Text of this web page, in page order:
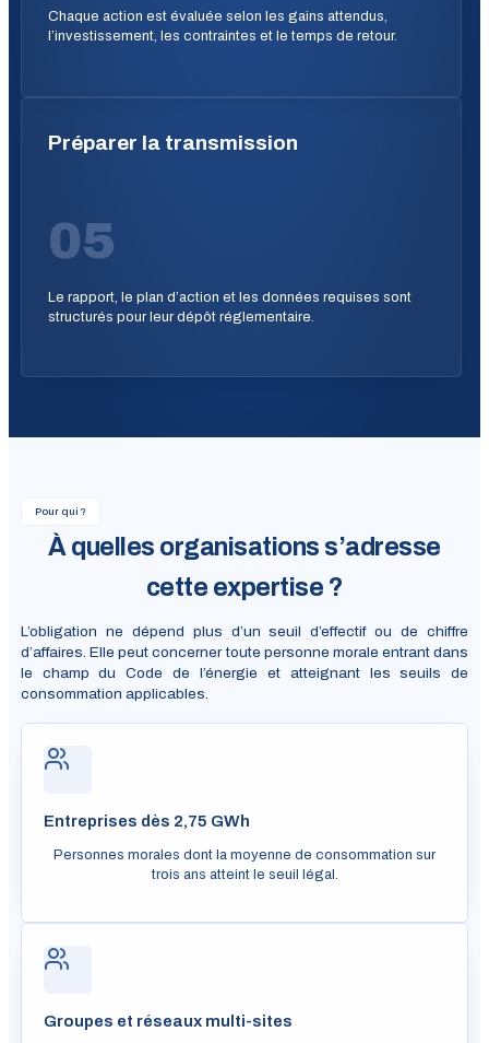
Chaque action est évaluée selon les gains attendus,
l’investissement, les contraintes et le temps de retour.
Préparer la transmission
05
Le rapport, le plan d’action et les données requises sont
structurés pour leur dépôt réglementaire.
Pour qui ?
À quelles organisations s’adresse
cette expertise ?
L’obligation ne dépend plus d’un seuil d’effectif ou de chiffre
d’affaires. Elle peut concerner toute personne morale entrant dans
le champ du Code de l’énergie et atteignant les seuils de
consommation applicables.
Entreprises dès 2,75 GWh
Personnes morales dont la moyenne de consommation sur
trois ans atteint le seuil légal.
Groupes et réseaux multi-sites